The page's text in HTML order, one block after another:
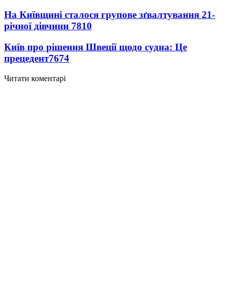
На Київщині сталося групове зґвалтування 21-
річної дівчини 7810
Київ про рішення Швеції щодо судна: Це
прецедент7674
Читати коментарі